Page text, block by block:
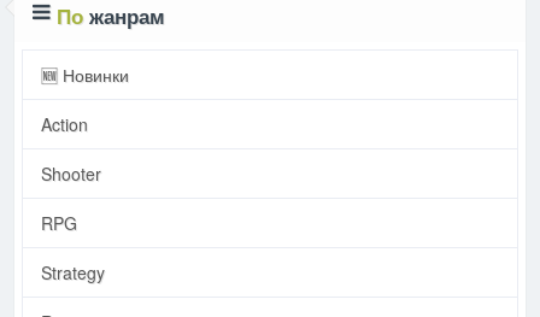
По жанрам
🆕 Новинки
Action
Shooter
RPG
Strategy